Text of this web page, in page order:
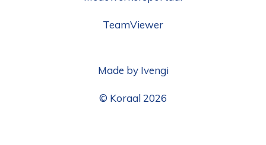
TeamViewer
Made by Ivengi
© Koraal 2026